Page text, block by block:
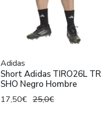
Adidas
Short Adidas TIRO26L TR
SHO Negro Hombre
17,50€ 25,0€